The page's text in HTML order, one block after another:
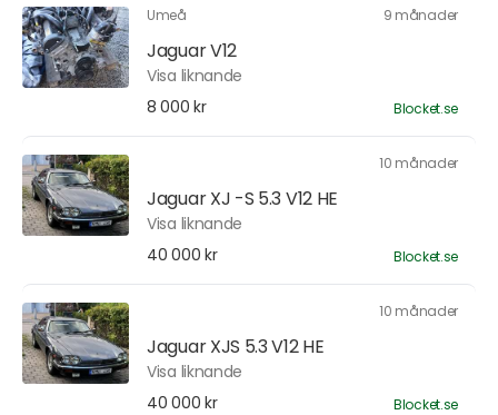
Umeå 9 månader
Jaguar V12
Visa liknande
8 000 kr
Blocket.se
10 månader
Jaguar XJ -S 5.3 V12 HE
Visa liknande
40 000 kr
Blocket.se
10 månader
Jaguar XJS 5.3 V12 HE
Visa liknande
40 000 kr
Blocket.se